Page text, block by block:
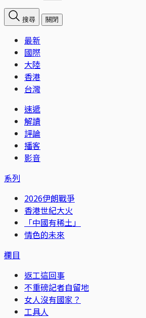
搜尋 關閉
最新
國際
大陸
香港
台灣
速遞
解讀
評論
播客
影音
系列
2026伊朗戰爭
香港世紀大火
「中國有稀土」
情色的未來
欄目
返工這回事
不重磅記者自留地
女人沒有國家？
工具人